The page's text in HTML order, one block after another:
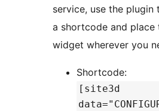
service, use the plugin
a shortcode and place
widget wherever you
Shortcode:
[site3d